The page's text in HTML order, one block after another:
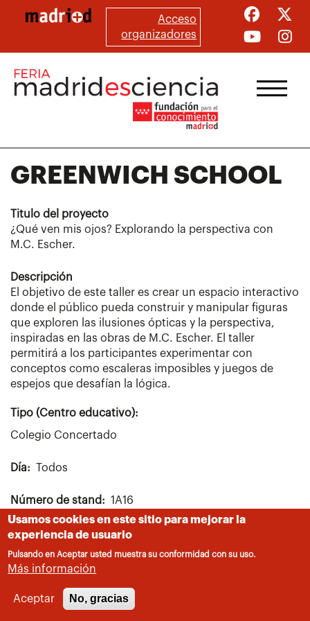
principal
Acceso
organizadores
GREENWICH SCHOOL
Titulo del proyecto
¿Qué ven mis ojos? Explorando la perspectiva con
M.C. Escher.
Descripción
El objetivo de este taller es crear un espacio interactivo
donde el público pueda construir y manipular figuras
que exploren las ilusiones ópticas y la perspectiva,
inspiradas en las obras de M.C. Escher. El taller
permitirá a los participantes experimentar con
conceptos como escaleras imposibles y juegos de
espejos que desafían la lógica.
Tipo (Centro educativo):
Colegio Concertado
Día Todos
Número de stand 1A16
Localidad
Alcobendas
Usamos cookies en este sitio para mejorar la
experiencia de usuario
Pulsando en Aceptar usted muestra su conformidad con su uso.
Más información
Aceptar No, gracias